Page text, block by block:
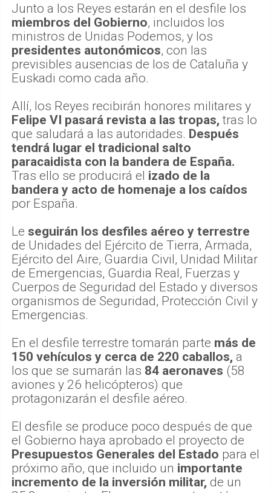
Junto a los Reyes estarán en el desfile los
miembros del Gobierno, incluidos los
ministros de Unidas Podemos, y los
presidentes autonómicos, con las
previsibles ausencias de los de Cataluña y
Euskadi como cada año.
Allí, los Reyes recibirán honores militares y
Felipe VI pasará revista a las tropas, tras lo
que saludará a las autoridades. Después
tendrá lugar el tradicional salto
paracaidista con la bandera de España.
Tras ello se producirá el izado de la
bandera y acto de homenaje a los caídos
por España.
Le seguirán los desfiles aéreo y terrestre
de Unidades del Ejército de Tierra, Armada,
Ejército del Aire, Guardia Civil, Unidad Militar
de Emergencias, Guardia Real, Fuerzas y
Cuerpos de Seguridad del Estado y diversos
organismos de Seguridad, Protección Civil y
Emergencias.
En el desfile terrestre tomarán parte más de
150 vehículos y cerca de 220 caballos, a
los que se sumarán las 84 aeronaves (58
aviones y 26 helicópteros) que
protagonizarán el desfile aéreo.
El desfile se produce poco después de que
el Gobierno haya aprobado el proyecto de
Presupuestos Generales del Estado para el
próximo año, que incluido un importante
incremento de la inversión militar, de un